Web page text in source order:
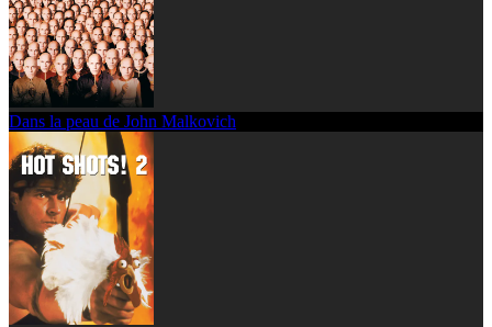
Dans la peau de John Malkovich